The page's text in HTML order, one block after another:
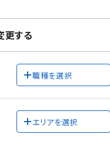
更する
職種を選択
エリアを選択